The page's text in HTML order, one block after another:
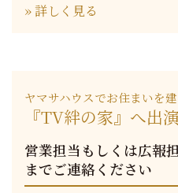
» 詳しく見る
ヤマサハウスでお住まいを
『TV絆の家』へ出
営業担当もしくは広報
までご連絡ください